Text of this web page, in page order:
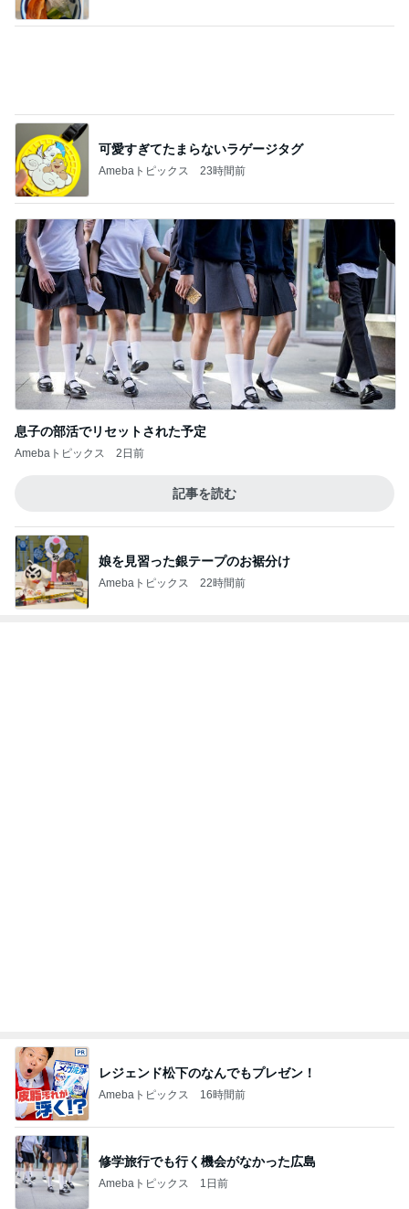
息子の部活でリセットされた予定
Amebaトピックス 2日前
記事を読む
娘を見習った銀テープのお裾分け
Amebaトピックス 22時間前
アレク またすぐ会いたい妹タマラ
Amebaトピックス 1日前